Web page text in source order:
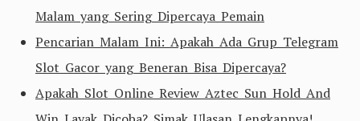
Malam yang Sering Dipercaya Pemain
Pencarian Malam Ini: Apakah Ada Grup Telegram
Slot Gacor yang Beneran Bisa Dipercaya?
Apakah Slot Online Review Aztec Sun Hold And